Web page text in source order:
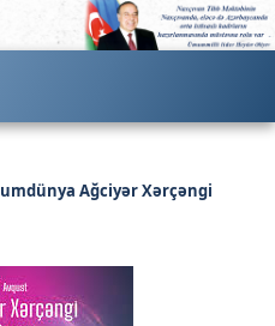
Ağciyər Xərçəngi